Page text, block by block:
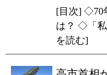
[目次] ◇70
は？ ◇「
を読む]